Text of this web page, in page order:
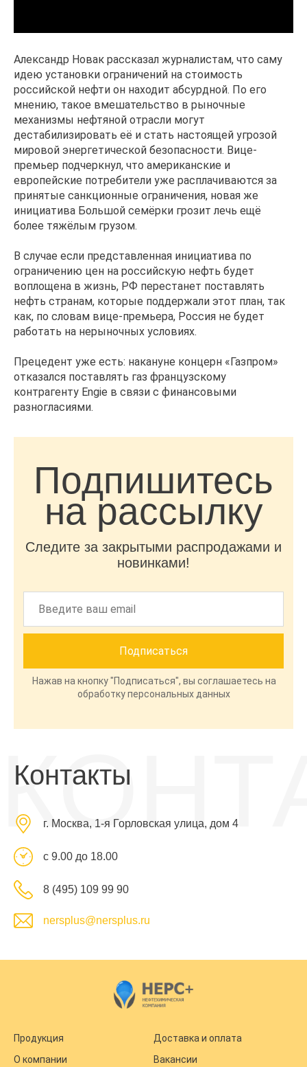
Александр Новак рассказал журналистам, что саму
идею установки ограничений на стоимость
российской нефти он находит абсурдной. По его
мнению, такое вмешательство в рыночные
механизмы нефтяной отрасли могут
дестабилизировать её и стать настоящей угрозой
мировой энергетической безопасности. Вице-
премьер подчеркнул, что американские и
европейские потребители уже расплачиваются за
принятые санкционные ограничения, новая же
инициатива Большой семёрки грозит лечь ещё
более тяжёлым грузом.
В случае если представленная инициатива по
ограничению цен на российскую нефть будет
воплощена в жизнь, РФ перестанет поставлять
нефть странам, которые поддержали этот план, так
как, по словам вице-премьера, Россия не будет
работать на нерыночных условиях.
Прецедент уже есть: накануне концерн «Газпром»
отказался поставлять газ французскому
контрагенту Engie в связи с финансовыми
разногласиями.
Подпишитесь
на рассылку
Следите за закрытыми распродажами и
новинками!
Нажав на кнопку "Подписаться", вы соглашаетесь на
обработку персональных данных
Контакты
г. Москва, 1-я Горловская улица, дом 4
с 9.00 до 18.00
8 (495) 109 99 90
nersplus@nersplus.ru
Продукция
Доставка и оплата
О компании
Вакансии